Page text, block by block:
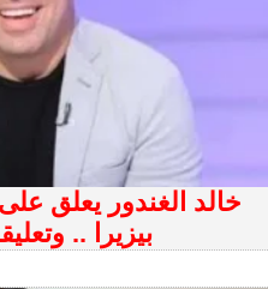
خالد الغندور يعلق
بيزيرا ..